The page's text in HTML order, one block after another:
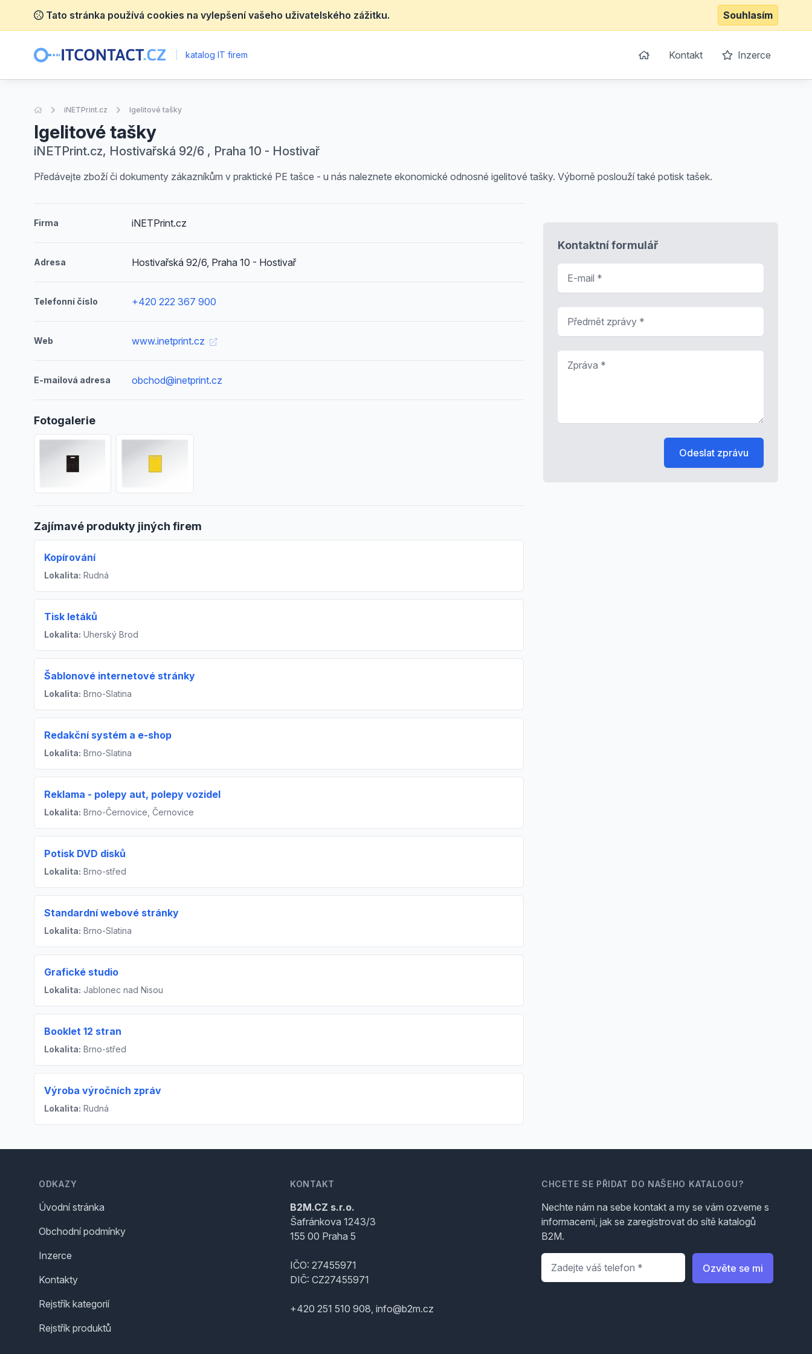
Tato stránka používá cookies na vylepšení vašeho uživatelského zážitku. Souhlasím
katalog IT firem Kontakt Inzerce
Úvodní stránka
iNETPrint.cz Igelitové tašky
Igelitové tašky
iNETPrint.cz, Hostivařská 92/6 , Praha 10 - Hostivař
Předávejte zboží či dokumenty zákazníkům v praktické PE tašce - u nás naleznete ekonomické odnosné igelitové tašky. Výborně poslouží také potisk tašek.
Firma iNETPrint.cz
Adresa Hostivařská 92/6, Praha 10 - Hostivař
Telefonní číslo +420 222 367 900
Web www.inetprint.cz
E-mailová adresa obchod@inetprint.cz
Fotogalerie
Zajímavé produkty jiných firem
Kopírování
Lokalita: Rudná
Tisk letáků
Lokalita: Uherský Brod
Šablonové internetové stránky
Lokalita: Brno-Slatina
Redakční systém a e-shop
Lokalita: Brno-Slatina
Reklama - polepy aut, polepy vozidel
Lokalita: Brno-Černovice, Černovice
Potisk DVD disků
Lokalita: Brno-střed
Standardní webové stránky
Lokalita: Brno-Slatina
Grafické studio
Lokalita: Jablonec nad Nisou
Booklet 12 stran
Lokalita: Brno-střed
Výroba výročních zpráv
Lokalita: Rudná
Kontaktní formulář
Odeslat zprávu
ODKAZY
Úvodní stránka
Obchodní podmínky
Inzerce
Kontakty
Rejstřík kategorií
Rejstřík produktů
KONTAKT
B2M.CZ s.r.o.
Šafránkova 1243/3
155 00 Praha 5
IČO: 27455971
DIČ: CZ27455971
+420 251 510 908, info@b2m.cz
CHCETE SE PŘIDAT DO NAŠEHO KATALOGU?
Nechte nám na sebe kontakt a my se vám ozveme s
informacemi, jak se zaregistrovat do sítě katalogů
B2M.
Telefon
Ozvěte se mi